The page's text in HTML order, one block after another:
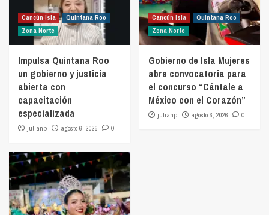
Cancún isla
Quintana Roo
Zona Norte
Impulsa Quintana Roo
un gobierno y justicia
abierta con
capacitación
especializada
julianp agosto 6, 2026 0
Cancún isla
Quintana Roo
Zona Norte
Gobierno de Isla Mujeres
abre convocatoria para
el concurso “Cántale a
México con el Corazón”
julianp agosto 6, 2026 0